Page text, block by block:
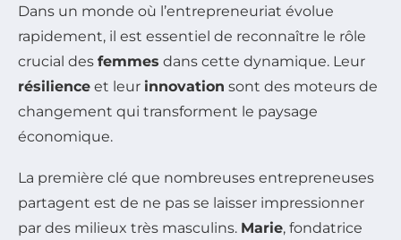
Dans un monde où l’entrepreneuriat évolue
rapidement, il est essentiel de reconnaître le rôle
crucial des femmes dans cette dynamique. Leur
résilience et leur innovation sont des moteurs de
changement qui transforment le paysage
économique.
La première clé que nombreuses entrepreneuses
partagent est de ne pas se laisser impressionner
par des milieux très masculins. Marie, fondatrice